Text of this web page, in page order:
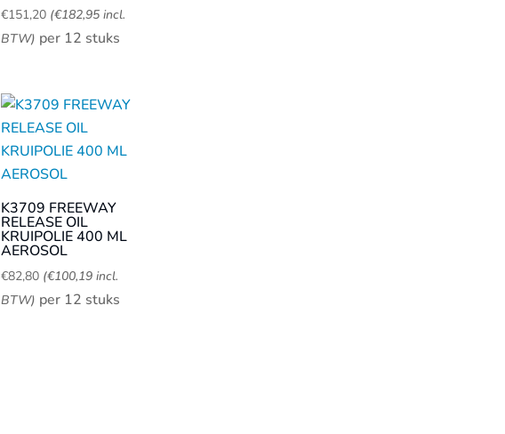
€151,20 (€182,95incl.
BTW) per 12 stuks
K3709 FREEWAY
RELEASE OIL
KRUIPOLIE 400 ML
AEROSOL
€82,80 (€100,19incl.
BTW) per 12 stuks